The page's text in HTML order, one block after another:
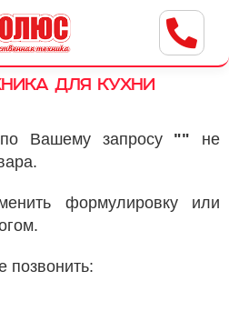
техники
ул. Пушкарева, 8a
для кухни
Вашему запросу "" не
формулировку или
позвонить: